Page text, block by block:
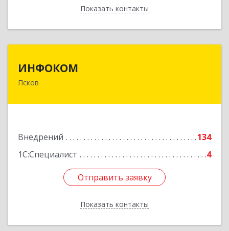
Показать контакты
Назад
ИНФОКОМ
Псков
Внедрений
134
1С:Специалист
4
Отправить заявку
Показать контакты
180000, Псковская обл, Псков г, Советская ул,
Отправить заявку
Назад